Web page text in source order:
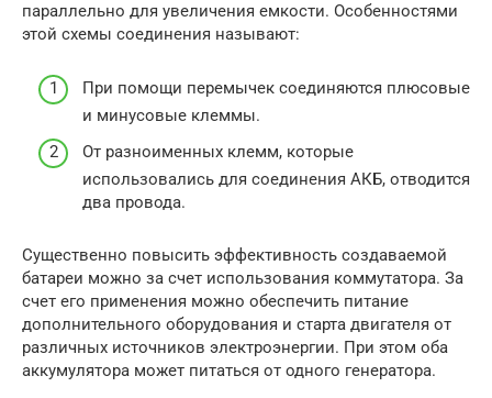
параллельно для увеличения емкости. Особенностями
этой схемы соединения называют:
При помощи перемычек соединяются плюсовые
и минусовые клеммы.
От разноименных клемм, которые
использовались для соединения АКБ, отводится
два провода.
Существенно повысить эффективность создаваемой
батареи можно за счет использования коммутатора. За
счет его применения можно обеспечить питание
дополнительного оборудования и старта двигателя от
различных источников электроэнергии. При этом оба
аккумулятора может питаться от одного генератора.